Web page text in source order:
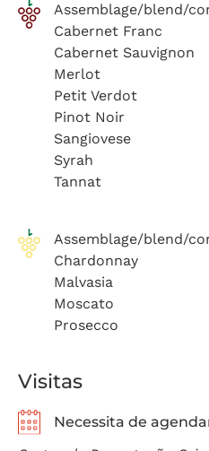
Assemblage/blend/
Cabernet Franc
Cabernet Sauvignon
Merlot
Petit Verdot
Pinot Noir
Sangiovese
Syrah
Tannat
Assemblage/blend/
Chardonnay
Malvasia
Moscato
Prosecco
Visitas
Necessita de